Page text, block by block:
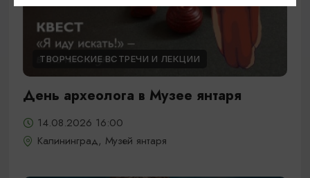
ТВОРЧЕСКИЕ ВСТРЕЧИ И ЛЕКЦИИ
День археолога в Музее янтаря
14.08.2026 16:00
Калининград, Музей янтаря